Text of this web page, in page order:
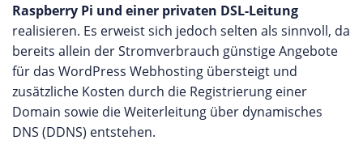
Raspberry Pi und einer privaten DSL-Leitung
realisieren. Es erweist sich jedoch selten als sinnvoll, da
bereits allein der Stromverbrauch günstige Angebote
für das WordPress Webhosting übersteigt und
zusätzliche Kosten durch die Registrierung einer
Domain sowie die Weiterleitung über dynamisches
DNS (DDNS) entstehen.